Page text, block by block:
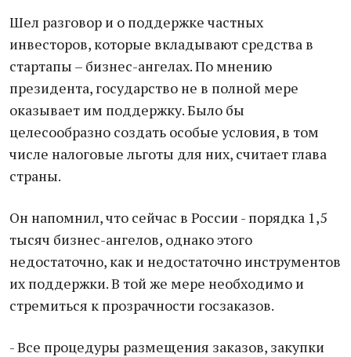
Шел разговор и о поддержке частных
инвесторов, которые вкладывают средства в
стартапы – бизнес-ангелах. По мнению
президента, государство не в полной мере
оказывает им поддержку. Было бы
целесообразно создать особые условия, в том
числе налоговые льготы для них, считает глава
страны.
Он напомнил, что сейчас в России - порядка 1,5
тысяч бизнес-ангелов, однако этого
недостаточно, как и недостаточно инструментов
их поддержки. В той же мере необходимо и
стремиться к прозрачности госзаказов.
- Все процедуры размещения заказов, закупки